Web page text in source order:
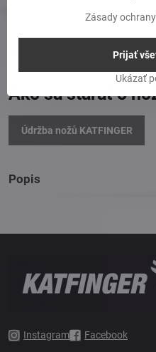
Ako sa starať o
Údržba nožů KATFINGER
Popis
Instagram Facebook
Zásady
Ukázať
Prijať